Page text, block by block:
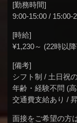
[勤務時間]
9:00-15:00 / 15:00-
[時給]
¥1,230～ (22時以
[備考]
シフト制 / 土日祝
年齢・経験不問 (
交通費支給あり /
面接をご希望の方